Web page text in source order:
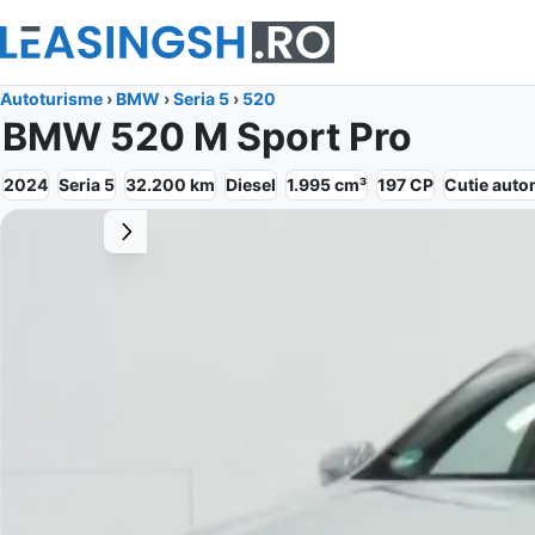
Autoturisme ›BMW ›Seria 5 › 520
BMW 520 M Sport Pro
2024 Seria 5 32.200 km Diesel 1.995cm³ 197CP Cutie